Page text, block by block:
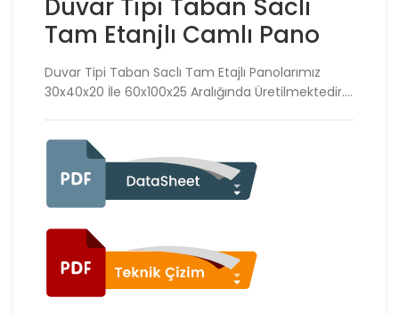
Duvar Tipi Taban Saclı
Tam Etanjlı Camlı Pano
Duvar Tipi Taban Saclı Tam Etajlı Panolarımız
30x40x20 İle 60x100x25 Aralığında Üretilmektedir….